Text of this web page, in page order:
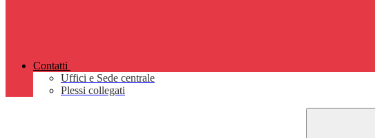
Contatti
Uffici e Sede centrale
Plessi collegati